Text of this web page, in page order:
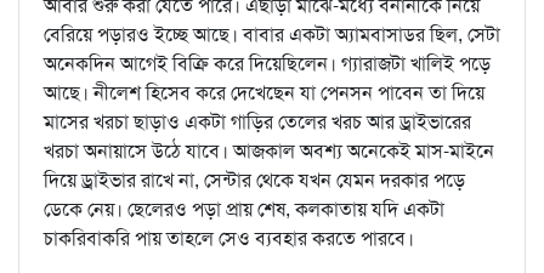
আবার শুরু করা যেতে পারে। এছাড়া মাঝে-মধ্যে বনানীকে নিয়ে
বেরিয়ে পড়ারও ইচ্ছে আছে। বাবার একটা অ্যামবাসাডর ছিল, সেটা
অনেকদিন আগেই বিক্রি করে দিয়েছিলেন। গ্যারাজটা খালিই পড়ে
আছে। নীলেশ হিসেব করে দেখেছেন যা পেনসন পাবেন তা দিয়ে
মাসের খরচা ছাড়াও একটা গাড়ির তেলের খরচ আর ড্রাইভারের
খরচা অনায়াসে উঠে যাবে। আজকাল অবশ্য অনেকেই মাস-মাইনে
দিয়ে ড্রাইভার রাখে না, সেন্টার থেকে যখন যেমন দরকার পড়ে
ডেকে নেয়। ছেলেরও পড়া প্রায় শেষ, কলকাতায় যদি একটা
চাকরিবাকরি পায় তাহলে সেও ব্যবহার করতে পারবে।